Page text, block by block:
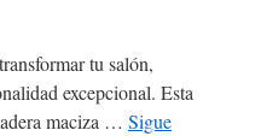
tu salón,
excepcional. Esta
maciza … Sigue